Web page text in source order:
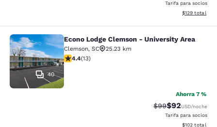
Tarifa para socios
Ver detalles
$129 total
Econo Lodge Clemson - University
40
Econo Lodge Clemson - University Area
Clemson, SC
25.23 km
Calificación de 4.38 estrellas. Excelente. 13 reseñas
4.4(13)
Ahorra 7 %
Tarifa tachada:
$99Tarifa
$92USD/noche
Tarifa para socios
Ver detalles
$102 total